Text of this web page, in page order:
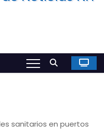
sanitarios en puertos